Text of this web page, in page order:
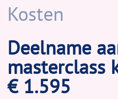
Kosten
Deelname
masterclass
€ 1.595